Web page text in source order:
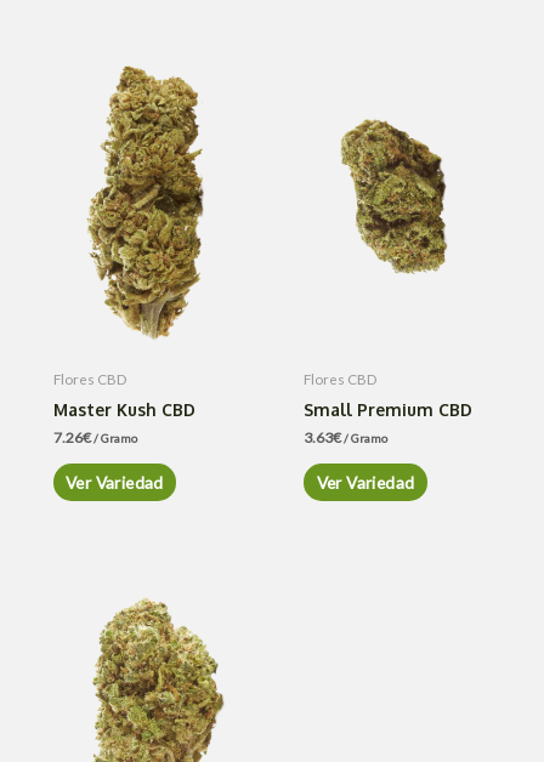
Flores CBD
Master Kush CBD
7.26€/ Gramo
Ver Variedad
Flores CBD
Small Premium CBD
3.63€/ Gramo
Ver Variedad